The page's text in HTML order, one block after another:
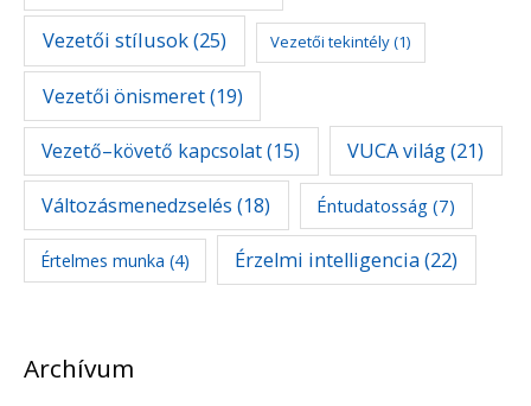
Vezetői stílusok(25) Vezetői tekintély(1)
Vezetői önismeret(19)
Vezető–követő kapcsolat(15) VUCA világ(21)
Változásmenedzselés (18) Éntudatosság (7)
Értelmes munka (4) Érzelmi intelligencia(22)
Archívum